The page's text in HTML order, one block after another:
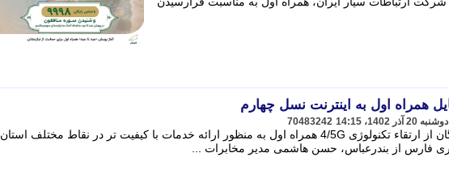
همراه اول به اینترنت نسل چهارم
70483242
مدیر مخابرات منطقه هرمزگان از ارتقاء تکنولوژی 4/5G همراه اول به منظور ارائه خدمات با کیفیت تر در نقاط مختلف استان
فارس از بندرعباس، حسن هاشمی مدیر مخابرات ...